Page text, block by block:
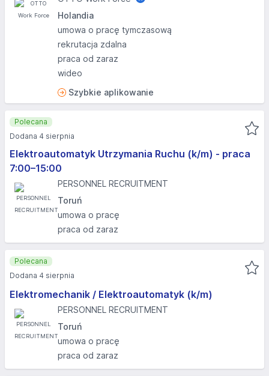
Holandia
umowa o pracę tymczasową
rekrutacja zdalna
praca od zaraz
wideo
Szybkie aplikowanie
Elektroautomatyk Utrzymania Ruchu (k/m) - praca
7:00–15:00
PERSONNEL RECRUITMENT
Toruń
umowa o pracę
praca od zaraz
Polecana
Dodana 4 sierpnia
Elektromechanik / Elektroautomatyk (k/m)
PERSONNEL RECRUITMENT
Toruń
umowa o pracę
praca od zaraz
Polecana
Dodana 4 sierpnia